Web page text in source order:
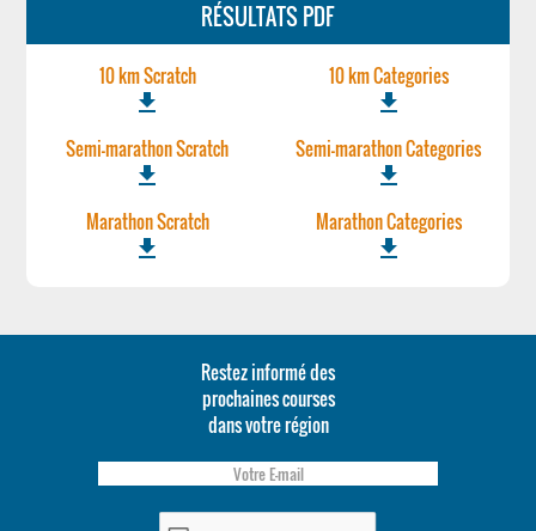
RÉSULTATS PDF
10 km Scratch
file_download
10 km Categories
file_download
Semi-marathon Scratch
file_download
Semi-marathon Categories
file_download
Marathon Scratch
file_download
Marathon Categories
file_download
Restez informé des
prochaines courses
dans votre région